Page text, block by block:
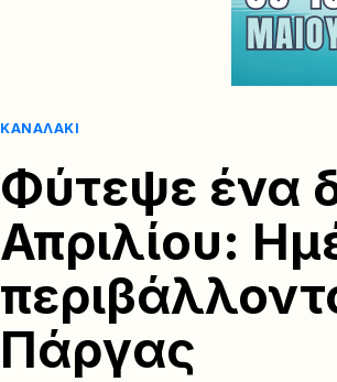
ΚΑΝΑΛΆΚΙ
Φύτεψε ένα
Απριλίου:
Πάργας